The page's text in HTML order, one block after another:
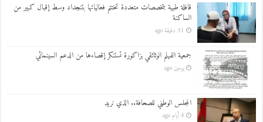
قافلة طبية بتخصصات متعددة تختتم فعالياتها بتنجداد وسط إقبال كبير من
الساكنة
51 دقيقة ago
جمعية الفيلم الوثائقي بزاكورة تستنكر إقصاءها من الدعم السينمائي
يومين ago
المجلس الوطني للصحافة.. الذي نريد
4 أيام ago